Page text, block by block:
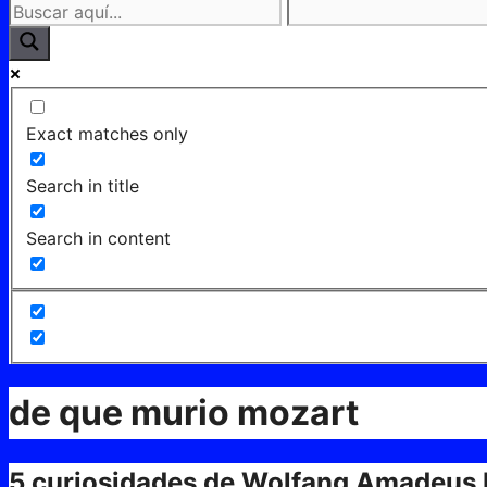
Exact matches only
Search in title
Search in content
de que murio mozart